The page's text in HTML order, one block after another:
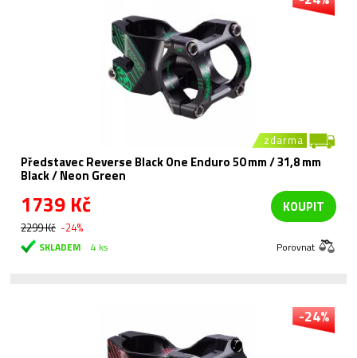
zdarma
Představec Reverse Black One Enduro 50 mm / 31,8 mm
Black / Neon Green
1739 Kč
2299 Kč -24%
KOUPIT
SKLADEM 4 ks Porovnat
-24%